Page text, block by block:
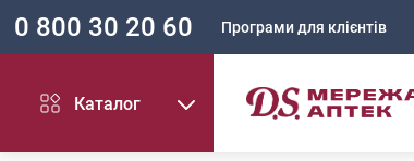
0 800 30 20 60 Програми для клієнтів
Каталог